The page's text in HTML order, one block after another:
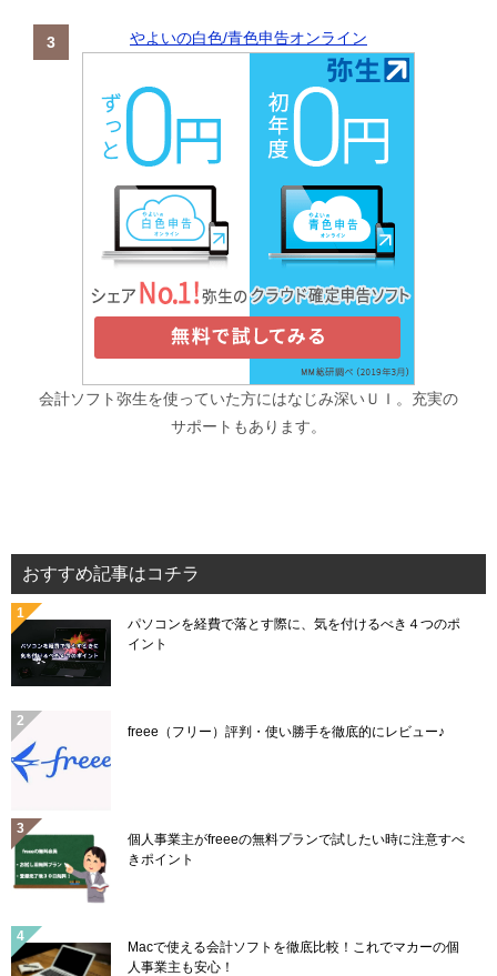
やよいの白色/青色申告オンライン
会計ソフト弥生を使っていた方にはなじみ深いＵＩ。充実の
サポートもあります。
おすすめ記事はコチラ
パソコンを経費で落とす際に、気を付けるべき４つのポ
イント
freee（フリー）評判・使い勝手を徹底的にレビュー♪
個人事業主がfreeeの無料プランで試したい時に注意すべ
きポイント
Macで使える会計ソフトを徹底比較！これでマカーの個
人事業主も安心！